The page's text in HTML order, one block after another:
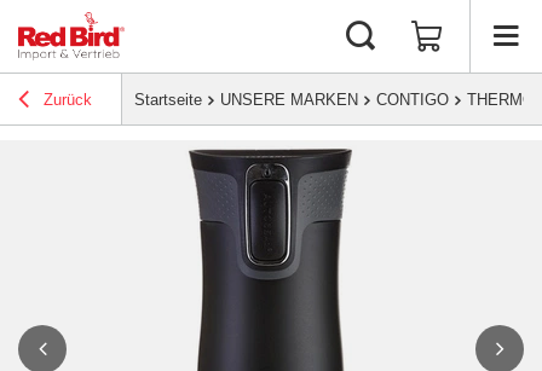
Zurück Startseite UNSERE MARKEN CONTIGO